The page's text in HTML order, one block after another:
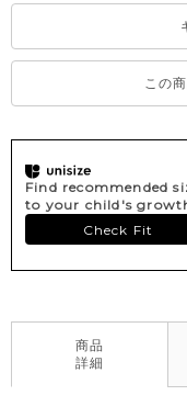
この
Find recommended
to your child's
Check Fit
商品
詳細